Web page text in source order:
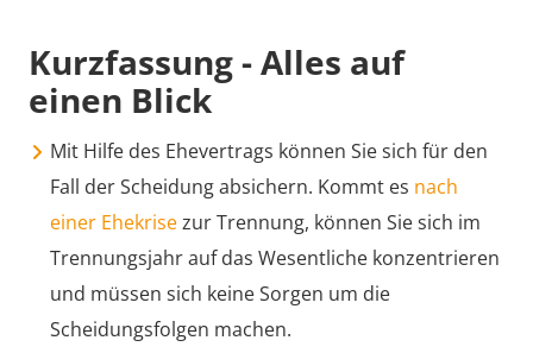
Kurzfassung - Alles auf
einen Blick
Mit Hilfe des Ehevertrags können Sie sich für den
Fall der Scheidung absichern. Kommt es nach
einer Ehekrisezur Trennung, können Sie sich im
Trennungsjahr auf das Wesentliche konzentrieren
und müssen sich keine Sorgen um die
Scheidungsfolgen machen.